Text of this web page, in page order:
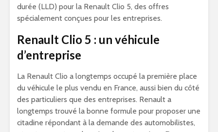
durée (LLD) pour la Renault Clio 5, des offres
spécialement conçues pour les entreprises.
Renault Clio 5 : un véhicule
d’entreprise
La Renault Clio a longtemps occupé la première place
du véhicule le plus vendu en France, aussi bien du côté
des particuliers que des entreprises. Renault a
longtemps trouvé la bonne formule pour proposer une
citadine répondant à la demande des automobilistes,